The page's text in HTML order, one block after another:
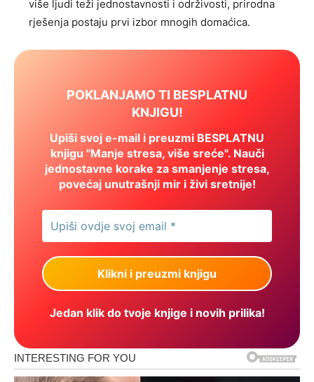
više ljudi teži jednostavnosti i održivosti, prirodna
rješenja postaju prvi izbor mnogih domaćica.
POKLANJAMO TI BESPLATNU
KNJIGU!
Upiši svoj e-mail i preuzmi BESPLATNU
knjigu "Manje stresa, više sreće". Nauči
jednostavne korake za smanjenje stresa,
povećaj unutrašnji mir i živi sretnije!
Jedan klik do tvoje knjige i novih prilika!